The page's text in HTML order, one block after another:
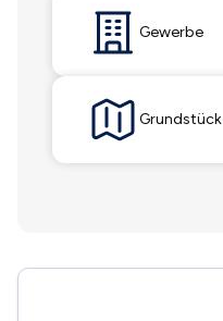
Gewerbe
Grundstück